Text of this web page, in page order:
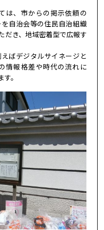
は、市からの掲示依頼の
自治会等の住民自治組織
だき、地域密着型で広報す
ばデジタルサイネージと
情報格差や時代の流れに
。